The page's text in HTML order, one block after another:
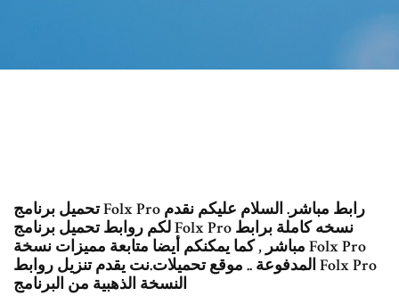
تحميل برنامج Folx Pro رابط مباشر. السلام عليكم نقدم
لكم روابط تحميل برنامج Folx Pro نسخه كاملة برابط
مباشر , كما يمكنكم أيضا متابعة مميزات نسخة Folx Pro
المدفوعة .. موقع تحميلات.نت يقدم تنزيل روابط Folx Pro
النسخة الذهبية من البرنامج